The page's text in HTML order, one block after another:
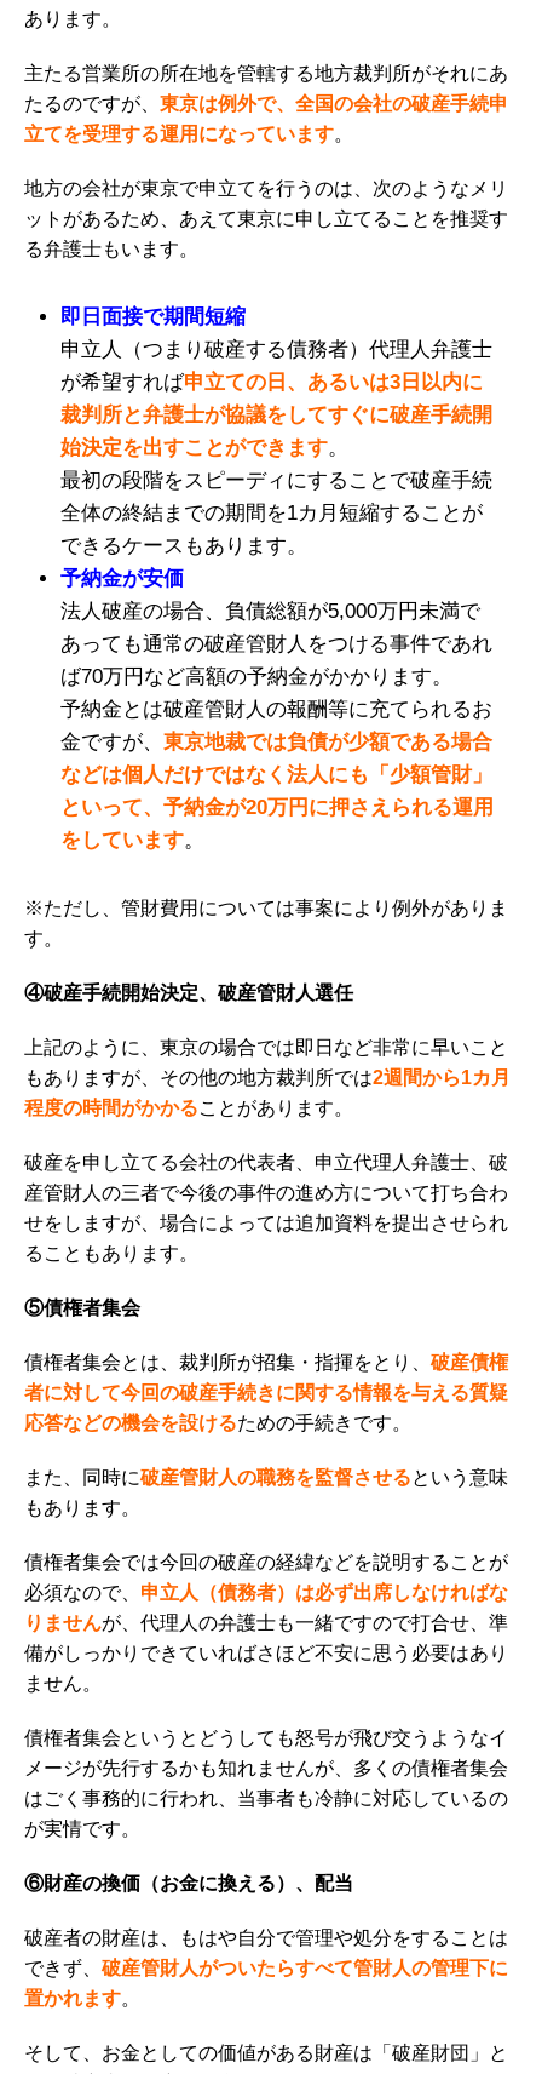
あります。
主たる営業所の所在地を管轄する地方裁判所がそれにあ
たるのですが、 東京は例外で、全国の会社の破産手続申
立てを受理する運用になっています。
地方の会社が東京で申立てを行うのは、次のようなメリ
ットがあるため、あえて東京に申し立てることを推奨す
る弁護士もいます。
即日面接で期間短縮
申立人（つまり破産する債務者）代理人弁護士
が希望すれば申立ての日、あるいは3日以内に
裁判所と弁護士が協議をしてすぐに破産手続開
始決定を出すことができます。
最初の段階をスピーディにすることで破産手続
全体の終結までの期間を1カ月短縮することが
できるケースもあります。
予納金が安価
法人破産の場合、負債総額が5,000万円未満で
あっても通常の破産管財人をつける事件であれ
ば70万円など高額の予納金がかかります。
予納金とは破産管財人の報酬等に充てられるお
金ですが、 東京地裁では負債が少額である場合
などは個人だけではなく法人にも「少額管財」
といって、予納金が20万円に押さえられる運用
をしています。
※ただし、管財費用については事案により例外がありま
す。
④破産手続開始決定、破産管財人選任
上記のように、東京の場合では即日など非常に早いこと
もありますが、その他の地方裁判所では2週間から1カ月
程度の時間がかかることがあります。
破産を申し立てる会社の代表者、申立代理人弁護士、破
産管財人の三者で今後の事件の進め方について打ち合わ
せをしますが、場合によっては追加資料を提出させられ
ることもあります。
⑤債権者集会
債権者集会とは、裁判所が招集・指揮をとり、 破産債権
者に対して今回の破産手続きに関する情報を与える質疑
応答などの機会を設けるための手続きです。
また、同時に破産管財人の職務を監督させるという意味
もあります。
債権者集会では今回の破産の経緯などを説明することが
必須なので、 申立人（債務者）は必ず出席しなければな
りませんが、代理人の弁護士も一緒ですので打合せ、準
備がしっかりできていればさほど不安に思う必要はあり
ません。
債権者集会というとどうしても怒号が飛び交うようなイ
メージが先行するかも知れませんが、多くの債権者集会
はごく事務的に行われ、当事者も冷静に対応しているの
が実情です。
⑥財産の換価（お金に換える）、配当
破産者の財産は、もはや自分で管理や処分をすることは
できず、 破産管財人がついたらすべて管財人の管理下に
置かれます。
そして、お金としての価値がある財産は「破産財団」と